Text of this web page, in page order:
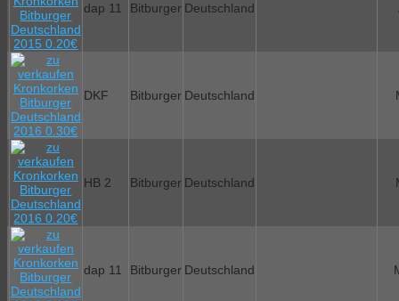
dap 11 Bitburger Deutschland
DKF Bitburger Deutschland
HB 2 Bitburger Deutschland
dap 11 Bitburger Deutschland